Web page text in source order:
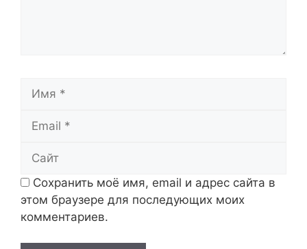
Сохранить моё имя, email и адрес сайта в
этом браузере для последующих моих
комментариев.